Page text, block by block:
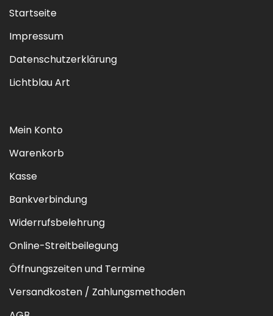
Startseite
Impressum
Datenschutzerklärung
Lichtblau Art
Mein Konto
Warenkorb
Kasse
Bankverbindung
Widerrufsbelehrung
Online-Streitbeilegung
Öffnungszeiten und Termine
Versandkosten / Zahlungsmethoden